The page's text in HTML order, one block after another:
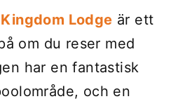
Lodge är ett
om du reser med
har en fantastisk
och en